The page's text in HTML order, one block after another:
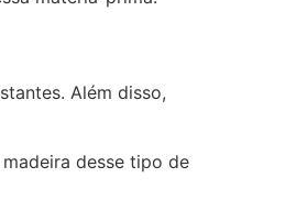
Além disso,
desse tipo de